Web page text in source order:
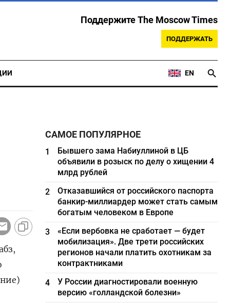
Поддержите The Moscow Times
ПОДДЕРЖАТЬ
EN
САМОЕ ПОПУЛЯРНОЕ
1
Бывшего зама Набиуллиной в ЦБ
объявили в розыск по делу о хищении 4
млрд рублей
2
Отказавшийся от российского паспорта
банкир-миллиардер может стать самым
богатым человеком в Европе
3
«Если вербовка не сработает — будет
мобилизация». Две трети российских
регионов начали платить охотникам за
контрактниками
4
У России диагностировали военную
версию «голландской болезни»